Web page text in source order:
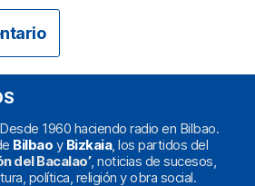
1960 haciendo radio en Bilbao.
Bilbao y Bizkaia, los partidos del
del Bacalao’, noticias de sucesos,
política, religión y obra social.